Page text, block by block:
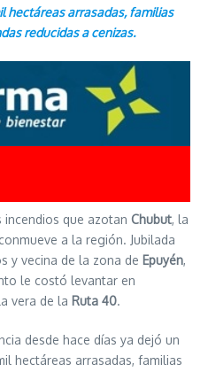
hectáreas arrasadas, familias
reducidas a cenizas.
incendios que azotan Chubut, la
conmueve a la región. Jubilada
y vecina de la zona de Epuyén,
le costó levantar en
vera de la Ruta 40.
desde hace días ya dejó un
hectáreas arrasadas, familias